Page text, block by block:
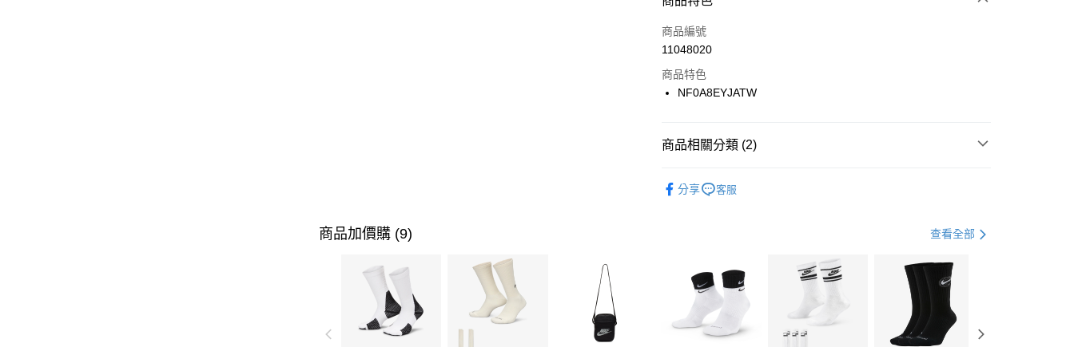
合作金庫商業銀行
華南商業銀行
上海商業儲蓄銀行
國泰世華商業銀行
聯邦商業銀行
台新國際商業銀行
LINE Pay
Apple Pay
【關於「AFTEE先享後付」】
３．安心：先確認商品／服務後，再付款。
【「AFTEE先享後付」結帳流程】
１．於結帳方式選擇「AFTEE先享後付」後，將跳轉至「AFTEE先享後
付」結帳頁面，進行簡訊認證並確認金額後，即可完成結帳。
２．訂單成立數日內，您將收到繳費通知簡訊。
每筆NT$100，滿NT$1,500(含以上)免運費
每筆NT$100，滿NT$1,500(含以上)免運費
商品編號
11048020
商品特色
NF0A8EYJATW
商品相關分類 (2)
分享 客服
商品加價購 (9) 查看全部